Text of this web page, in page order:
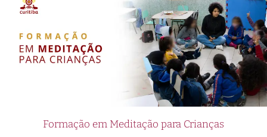
Formação em Meditação para Crianças